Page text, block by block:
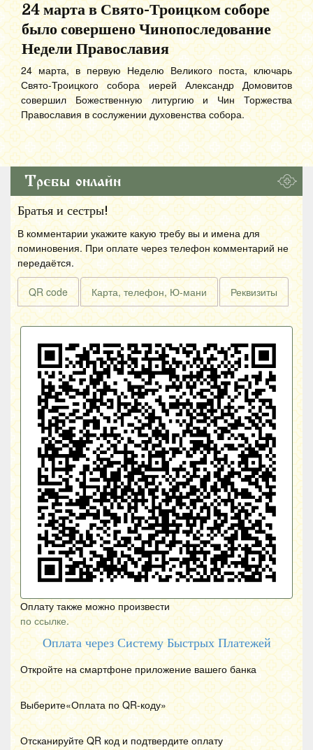
24 марта в Свято-Троицком соборе
было совершено Чинопоследование
Недели Православия
24 марта, в первую Неделю Великого поста, ключарь
Свято-Троицкого собора иерей Александр Домовитов
совершил Божественную литургию и Чин Торжества
Православия в сослужении духовенства собора.
Требы онлайн
Братья и сестры!
В комментарии укажите какую требу вы и имена для
поминовения. При оплате через телефон комментарий не
передаётся.
QR code Карта, телефон, Ю-мани Реквизиты
Оплату также можно произвести
по ссылке.
Оплата через Систему Быстрых Платежей
Откройте на смартфоне приложение вашего банка
Выберите«Оплата по QR-коду»
Отсканируйте QR код и подтвердите оплату